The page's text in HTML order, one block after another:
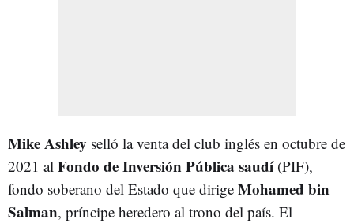
Mike Ashley selló la venta del club inglés en octubre de
2021 al Fondo de Inversión Pública saudí (PIF),
fondo soberano del Estado que dirige Mohamed bin
Salman, príncipe heredero al trono del país. El